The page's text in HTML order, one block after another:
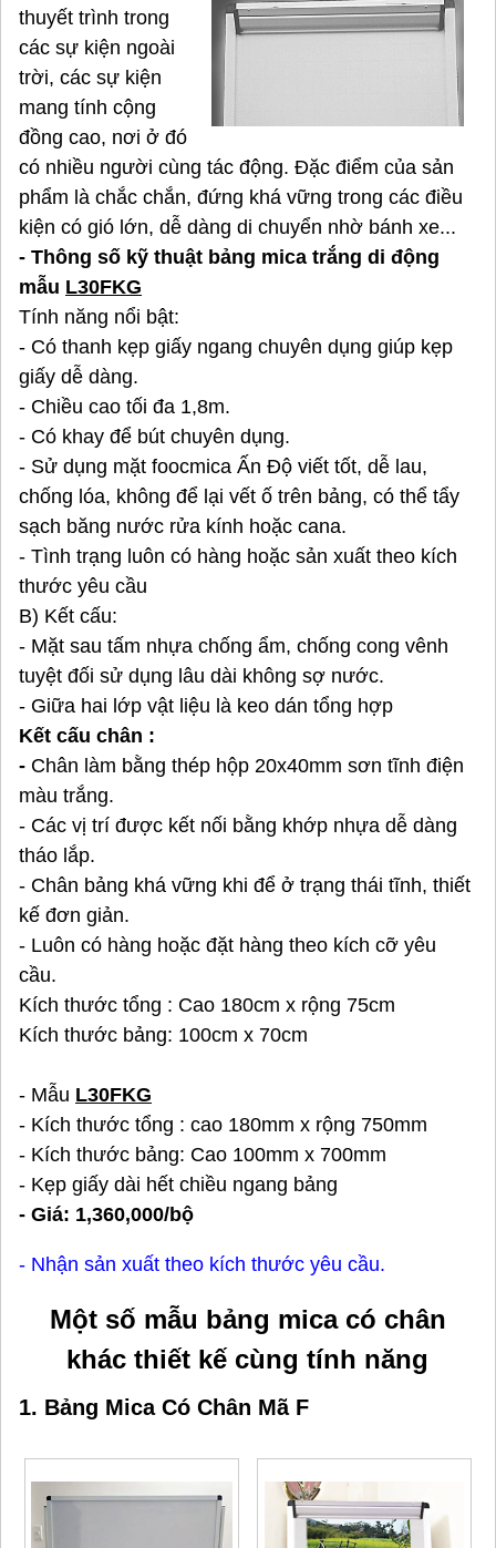
thuyết trình trong
các sự kiện ngoài
trời, các sự kiện
mang tính cộng
đồng cao, nơi ở đó
có nhiều người cùng tác động. Đặc điểm của sản
phẩm là chắc chắn, đứng khá vững trong các điều
kiện có gió lớn, dễ dàng di chuyển nhờ bánh xe...
- Thông số kỹ thuật bảng mica trắng di động
mẫu L30FKG
Tính năng nổi bật:
- Có thanh kẹp giấy ngang chuyên dụng giúp kẹp
giấy dễ dàng.
- Chiều cao tối đa 1,8m.
- Có khay để bút chuyên dụng.
- Sử dụng mặt foocmica Ấn Độ viết tốt, dễ lau,
chống lóa, không để lại vết ố trên bảng, có thể tẩy
sạch băng nước rửa kính hoặc cana.
- Tình trạng luôn có hàng hoặc sản xuất theo kích
thước yêu cầu
B) Kết cấu:
- Mặt sau tấm nhựa chống ẩm, chống cong vênh
tuyệt đối sử dụng lâu dài không sợ nước.
- Giữa hai lớp vật liệu là keo dán tổng hợp
Kết cấu chân :
- Chân làm bằng thép hộp 20x40mm sơn tĩnh điện
màu trắng.
- Các vị trí được kết nối bằng khớp nhựa dễ dàng
tháo lắp.
- Chân bảng khá vững khi để ở trạng thái tĩnh, thiết
kế đơn giản.
- Luôn có hàng hoặc đặt hàng theo kích cỡ yêu
cầu.
Kích thước tổng : Cao 180cm x rộng 75cm
Kích thước bảng: 100cm x 70cm
- Mẫu L30FKG
- Kích thước tổng : cao 180mm x rộng 750mm
- Kích thước bảng: Cao 100mm x 700mm
- Kẹp giấy dài hết chiều ngang bảng
- Giá: 1,360,000/bộ
- Nhận sản xuất theo kích thước yêu cầu.
Một số mẫu bảng mica có chân
khác thiết kế cùng tính năng
1. Bảng Mica Có Chân Mã F